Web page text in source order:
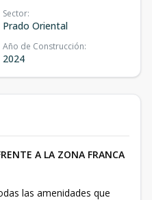
Sector:
Prado Oriental
Año de Construcción:
2024
A LA ZONA FRANCA
las amenidades que